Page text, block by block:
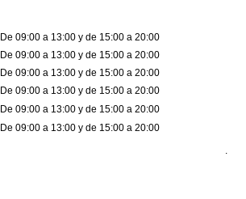
De 09:00 a 13:00 y de 15:00 a 20:00
De 09:00 a 13:00 y de 15:00 a 20:00
De 09:00 a 13:00 y de 15:00 a 20:00
De 09:00 a 13:00 y de 15:00 a 20:00
De 09:00 a 13:00 y de 15:00 a 20:00
De 09:00 a 13:00 y de 15:00 a 20:00